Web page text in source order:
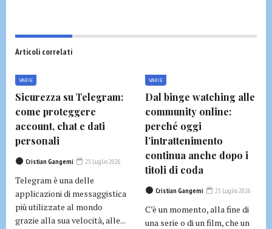
Articoli correlati
VARIE
Sicurezza su Telegram:
come proteggere
account, chat e dati
personali
Cristian Gangemi 25 Luglio 2026
Telegram è una delle
applicazioni di messaggistica
più utilizzate al mondo
grazie alla sua velocità, alle...
VARIE
Dal binge watching alle
community online:
perché oggi
l’intrattenimento
continua anche dopo i
titoli di coda
Cristian Gangemi 25 Luglio 2026
C’è un momento, alla fine di
una serie o di un film, che un